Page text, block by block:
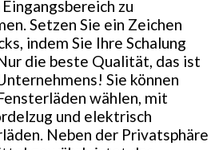
zu
Setzen Sie ein Zeichen
indem Sie Ihre Schalung
die beste Qualität, das ist
Sie können
wählen, mit
und elektrisch
Neben der Privatsphäre